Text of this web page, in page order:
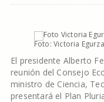
Foto: Victoria
El presidente Alberto
reunión del Consejo
ministro de Ciencia,
presentará el Plan